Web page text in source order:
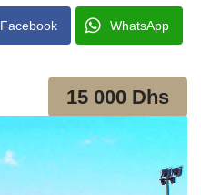
Facebook WhatsApp
15 000 Dhs